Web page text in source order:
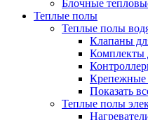
Блочные
Теплые полы
Теплые полы
Клапаны
Комплекты
Крепежные
Показать
Теплые полы